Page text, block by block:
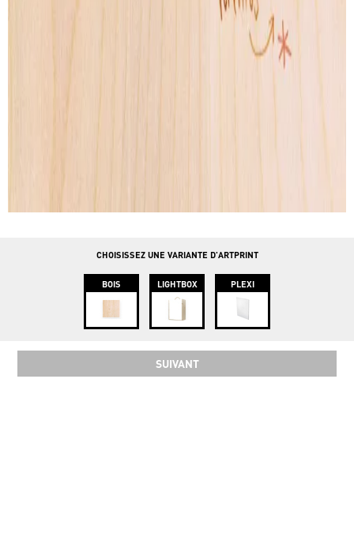
CHOISISSEZ UNE VARIANTE D'ARTPRINT
BOIS LIGHTBOX PLEXI
SUIVANT
SOCIAL